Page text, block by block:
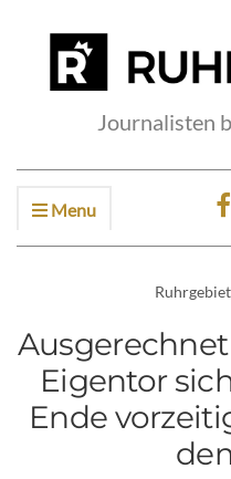
Journalisten
Menu
Ruhrgebiet
Eigentor
Ende